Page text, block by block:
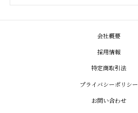
会社概要
採用情報
特定商取引法
プライバシーポリシー
お問い合わせ